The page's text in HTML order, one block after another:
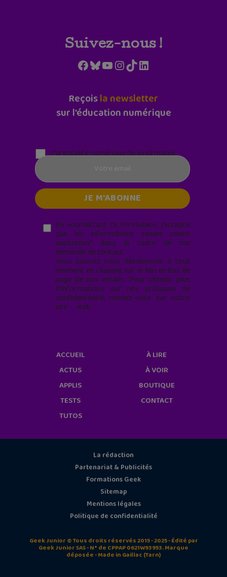
Suivez-nous !
Facebook
Bluesky
YouTube
Instagram
TikTokLinkedIn
Reçoisla newsletter
sur l'éducation numérique
Parentalité numérique (le lundi matin)
En soumettant ce formulaire, j’accepte
que les informations saisies soient
exploitées* dans le cadre de ma
demande de contact.
Vous pouvez vous désabonner à tout
moment en cliquant sur le lien en bas de
page de nos emails. Pour obtenir plus
d'informations sur nos pratiques de
confidentialité, rendez-vous sur notre
site web
ACCUEIL
ACTUS
APPLIS
TESTS
TUTOS
À LIRE
À VOIR
BOUTIQUE
CONTACT
La rédaction
Partenariat & Publicités
Formations Geek
Sitemap
Mentions légales
Politique de confidentialité
Geek Junior © Tous droits réservés 2015 - 2025 - Édité par
Geek Junior SAS - N° de CPPAP 0621W93953. Marque
déposée - Made in Gaillac (Tarn)